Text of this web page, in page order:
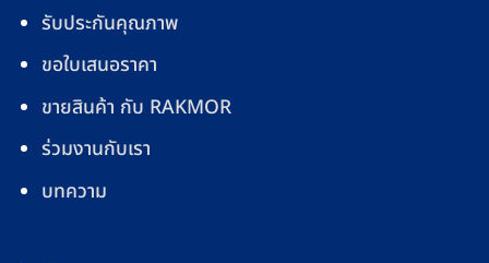
รับประกันคุณภาพ
ขอใบเสนอราคา
ขายสินค้า กับ RAKMOR
ร่วมงานกับเรา
บทความ